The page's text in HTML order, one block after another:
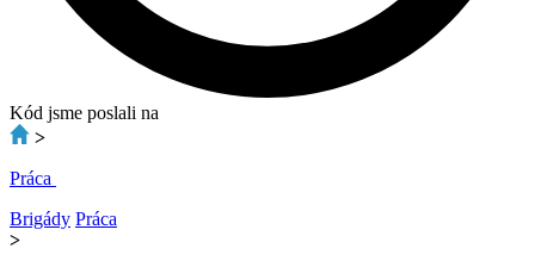
Kód jsme poslali na
>
Práca
Brigády Práca
>